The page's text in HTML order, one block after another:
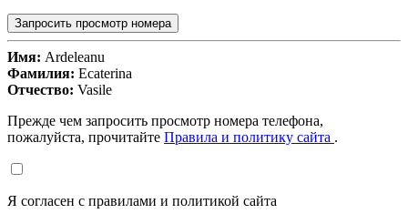
Запросить просмотр номера
Имя: Ardeleanu
Фамилия: Ecaterina
Отчество: Vasile
Прежде чем запросить просмотр номера телефона,
пожалуйста, прочитайте Правила и политику сайта .
Я согласен с правилами и политикой сайта